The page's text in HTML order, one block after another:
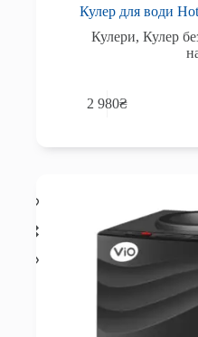
Кулер для води
Кулери, Кулер
2 980₴